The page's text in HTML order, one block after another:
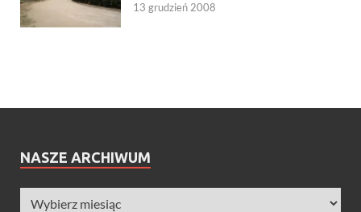
13 grudzień 2008
NASZE ARCHIWUM